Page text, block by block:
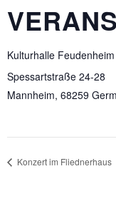
Kulturhalle Feudenheim
Spessartstraße 24-28
Mannheim, 68259
Konzert im Fliednerhaus